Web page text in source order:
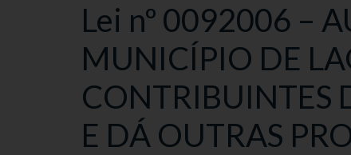
Lei nº 0092006 –
MUNICÍPIO DE
CONTRIBUINTES
E DÁ OUTRAS